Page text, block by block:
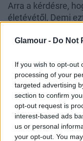
Glamour - Do Not
If you wish to opt-out
processing of your
targeted advertising
section to confirm
opt-out request is
interest-based ads
us or personal
your opt-out. You
Arra a kérdésre,
életévétől, Demi
hanem a
Amikor a
megöregedett. Én
megélem a jelent
lehetnék.”